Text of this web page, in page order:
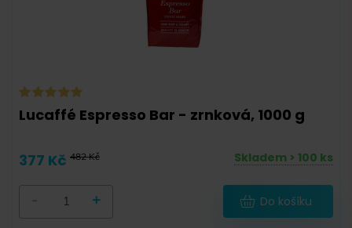
Lucaffé Espresso Bar - zrnková, 1000 g
377 Kč 482 Kč Skladem > 100 ks
+ Do košíku